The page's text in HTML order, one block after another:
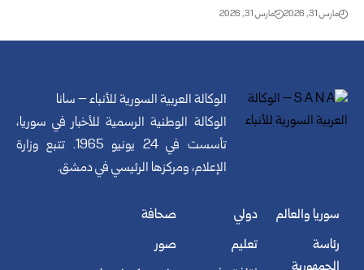
مارس 31, 2026 مارس 31, 2026
الوكالة العربية السورية للأنباء – سانا
الوكالة الوطنية الرسمية للأخبار في سوريا،
تأسست في 24 يونيو 1965. تتبع وزارة
الإعلام، ومركزها الرئيسي في دمشق.
سوريا والعالم
رئاسة
دولي
تعليم
صحافة
صور